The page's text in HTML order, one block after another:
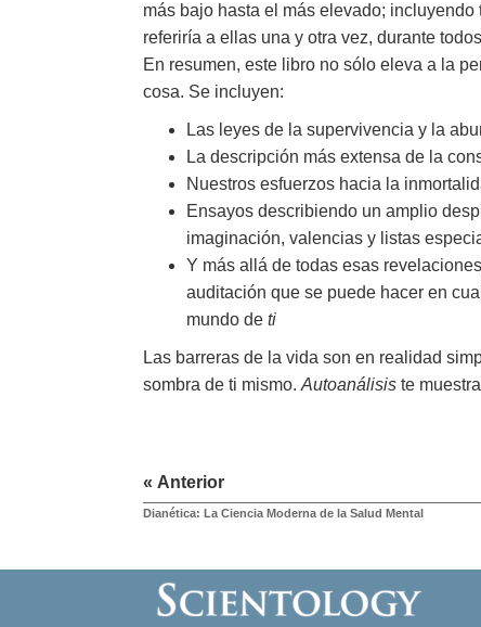
más bajo hasta el más elevado;
referiría a ellas una y otra vez, durante
En resumen, este libro no sólo eleva a la
cosa. Se incluyen:
Las leyes de la supervivencia y la
La descripción más extensa de la
Nuestros esfuerzos hacia la
Ensayos describiendo un amplio
imaginación, valencias y listas
Y más allá de todas esas
auditación que se puede hacer en
mundo de ti
Las barreras de la vida son en realidad
sombra de ti mismo. Autoanálisis te
« Anterior
Dianética: La Ciencia Moderna de la Salud Mental